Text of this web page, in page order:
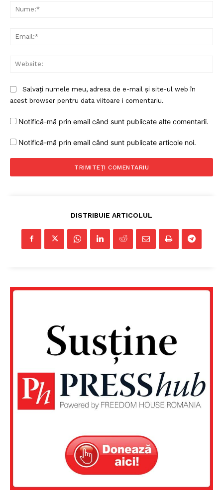
Salvați numele meu, adresa de e-mail și site-ul web în
acest browser pentru data viitoare i comentariu.
Notifică-mă prin email când sunt publicate alte comentarii.
Notifică-mă prin email când sunt publicate articole noi.
DISTRIBUIE ARTICOLUL